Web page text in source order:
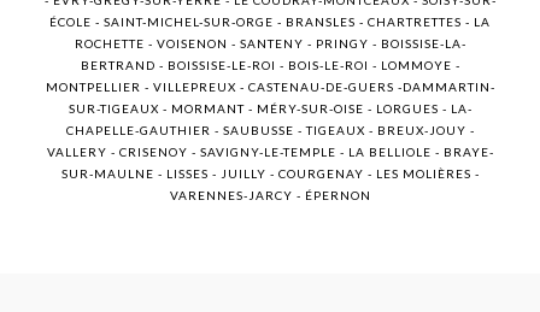
ÉCOLE - SAINT-MICHEL-SUR-ORGE - BRANSLES - CHARTRETTES - LA
ROCHETTE - VOISENON - SANTENY - PRINGY - BOISSISE-LA-
BERTRAND - BOISSISE-LE-ROI - BOIS-LE-ROI - LOMMOYE -
MONTPELLIER - VILLEPREUX - CASTENAU-DE-GUERS -DAMMARTIN-
SUR-TIGEAUX - MORMANT - MÉRY-SUR-OISE - LORGUES - LA-
CHAPELLE-GAUTHIER - SAUBUSSE - TIGEAUX - BREUX-JOUY -
VALLERY - CRISENOY - SAVIGNY-LE-TEMPLE - LA BELLIOLE - BRAYE-
SUR-MAULNE - LISSES - JUILLY - COURGENAY - LES MOLIÈRES -
VARENNES-JARCY - ÉPERNON